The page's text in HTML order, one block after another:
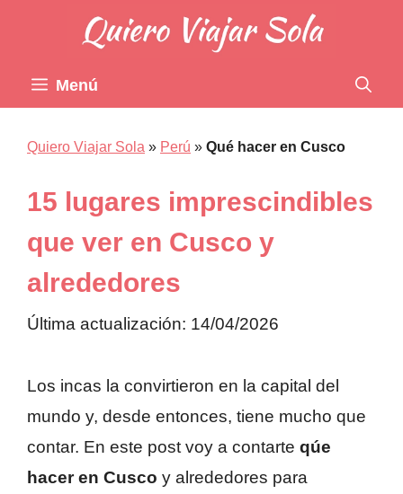
contenido
Menú
Quiero Viajar Sola » Perú » Qué hacer en Cusco
15 lugares imprescindibles
que ver en Cusco y
alrededores
Última actualización: 14/04/2026
Los incas la convirtieron en la capital del
mundo y, desde entonces, tiene mucho que
contar. En este post voy a contarte qúe
hacer en Cusco y alrededores para